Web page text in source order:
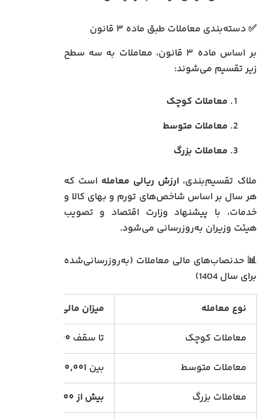
✅ دسته‌بندی معاملات طبق ماده ۳ قانون
بر اساس ماده ۳ قانون، معاملات به سه سطح
زیر تقسیم می‌شوند:
معاملات کوچک
معاملات متوسط
معاملات بزرگ
ملاک تقسیم‌بندی، ارزش ریالی معامله است که
هر سال بر اساس شاخص‌های تورم و بهای کالا و
خدمات، با پیشنهاد وزارت اقتصاد و تصویب
هیئت وزیران به‌روزرسانی می‌شود.
📊 حدنصاب‌های مالی معاملات (به‌روزرسانی‌شده
برای سال 1404)
نوع معامله
میزان مالی معامله (۱۴۰۲)
معاملات کوچک
تا سقف ۲۸۵,۰۰۰,۰۰۰ تومان
معاملات متوسط
بین ۲۸۵٬۰۰۰٬۰۰۱ تا ۲٬۸۵۰٬۰۰۰٬۰۰۰ تومان
معاملات بزرگ
بیش از ۲٬۸۵۰٬۰۰۰٬۰۰۰ تومان